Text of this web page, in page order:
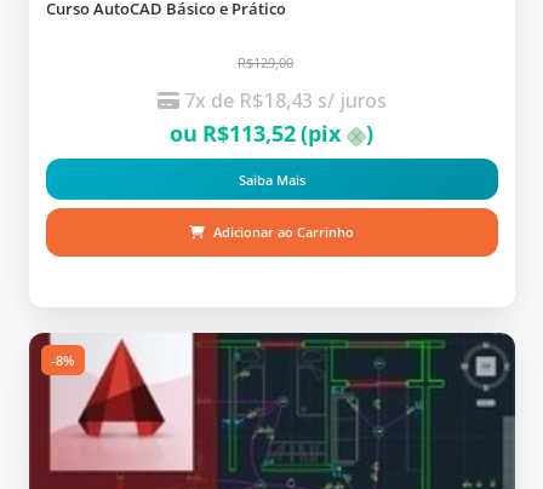
Curso AutoCAD Básico e Prático
R$129,00
7x de R$18,43 s/ juros
ou R$113,52(pix )
Saiba Mais
Adicionar ao Carrinho
-8%